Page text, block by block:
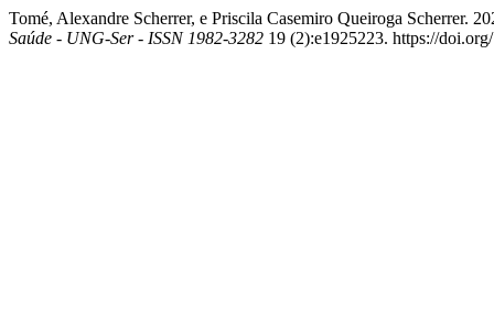
Tomé, Alexandre Scherrer, e Priscila Casemiro Queiroga
Saúde - UNG-Ser - ISSN 1982-3282 19 (2):e1925223. https://